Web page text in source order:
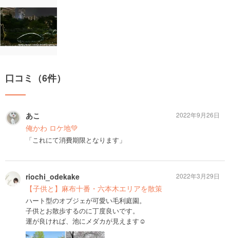
口コミ（6件）
あこ
俺かわ ロケ地💚
「これにて消費期限となります」
2022年9月26日
riochi_odekake
【子供と】麻布十番・六本木エリアを散策
ハート型のオブジェが可愛い毛利庭園。
子供とお散歩するのに丁度良いです。
運が良ければ、池にメダカが見えます☺️
2022年3月29日